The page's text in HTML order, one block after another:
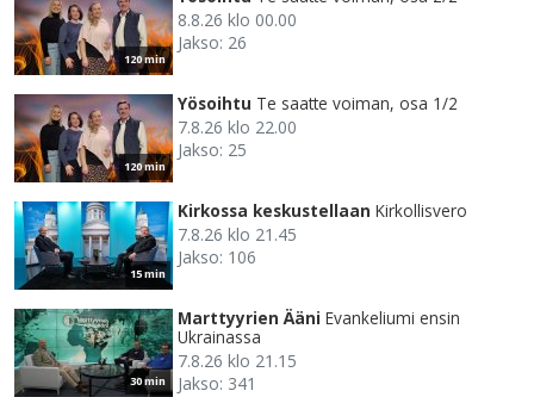
120 min
8.8.26 klo 00.00
Jakso: 26
120 min
Yösoihtu Te saatte voiman, osa 1/2
7.8.26 klo 22.00
Jakso: 25
15 min
Kirkossa keskustellaan Kirkollisvero
7.8.26 klo 21.45
Jakso: 106
30 min
Marttyyrien Ääni Evankeliumi ensin
Ukrainassa
7.8.26 klo 21.15
Jakso: 341